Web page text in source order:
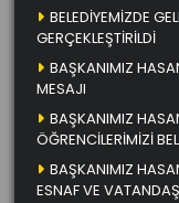
BELEDİYEMİZDE
GERÇEKLEŞTİRİLDİ
BAŞKANIMIZ
MESAJI
BAŞKANIMIZ
ÖĞRENCİLERİMİZİ
BAŞKANIMIZ
ESNAF VE